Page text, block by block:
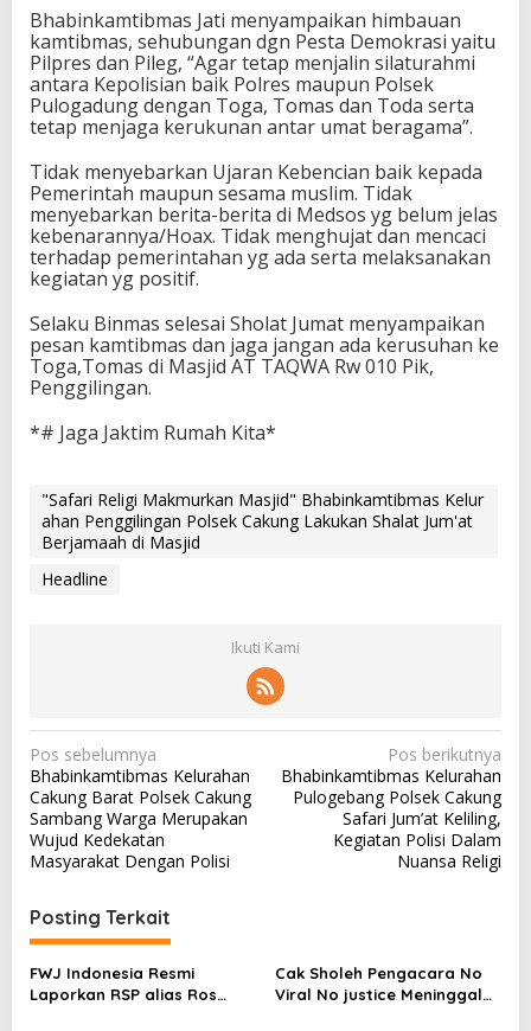
Bhabinkamtibmas Jati menyampaikan himbauan
kamtibmas, sehubungan dgn Pesta Demokrasi yaitu
Pilpres dan Pileg, “Agar tetap menjalin silaturahmi
antara Kepolisian baik Polres maupun Polsek
Pulogadung dengan Toga, Tomas dan Toda serta
tetap menjaga kerukunan antar umat beragama”.
Tidak menyebarkan Ujaran Kebencian baik kepada
Pemerintah maupun sesama muslim. Tidak
menyebarkan berita-berita di Medsos yg belum jelas
kebenarannya/Hoax. Tidak menghujat dan mencaci
terhadap pemerintahan yg ada serta melaksanakan
kegiatan yg positif.
Selaku Binmas selesai Sholat Jumat menyampaikan
pesan kamtibmas dan jaga jangan ada kerusuhan ke
Toga,Tomas di Masjid AT TAQWA Rw 010 Pik,
Penggilingan.
*# Jaga Jaktim Rumah Kita*
"Safari Religi Makmurkan Masjid" Bhabinkamtibmas Kelur
ahan Penggilingan Polsek Cakung Lakukan Shalat Jum'at
Berjamaah di Masjid
Headline
Ikuti Kami
N
a
v
i
a
s
i
Pos sebelumnya
Bhabinkamtibmas Kelurahan
Cakung Barat Polsek Cakung
Sambang Warga Merupakan
Wujud Kedekatan
Masyarakat Dengan Polisi
Pos berikutnya
Bhabinkamtibmas Kelurahan
Pulogebang Polsek Cakung
Safari Jum’at Keliling,
Kegiatan Polisi Dalam
Nuansa Religi
Posting Terkait
FWJ Indonesia Resmi
Laporkan RSP alias Ros
Cak Sholeh Pengacara No
Viral No justice Meninggal